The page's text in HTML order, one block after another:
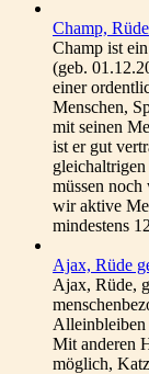
Champ,
Champ ist
(geb.
einer
Menschen,
mit seinen
ist er gut
müssen
wir aktive
mindestens
Ajax, Rüde
Ajax, Rüde,
Alleinbleiben
Mit anderen
möglich,